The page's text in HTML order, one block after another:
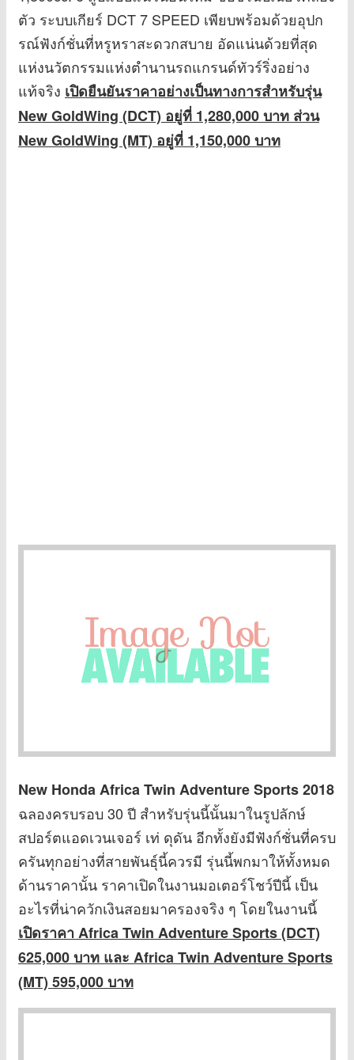
ตัว ระบบเกียร์ DCT 7 SPEED เพียบพร้อมด้วยอุปก
รณ์ฟังก์ชั่นที่หรูหราสะดวกสบาย อัดแน่นด้วยที่สุด
แห่งนวัตกรรมแห่งตำนานรถแกรนด์ทัวร์ริ่งอย่าง
แท้จริง เปิดยืนยันราคาอย่างเป็นทางการสำหรับรุ่น
New GoldWing (DCT) อยู่ที่ 1,280,000 บาท ส่วน
New GoldWing (MT) อยู่ที่ 1,150,000 บาท
New Honda Africa Twin Adventure Sports 2018
ฉลองครบรอบ 30 ปี สำหรับรุ่นนี้นั้นมาในรูปลักษ์
สปอร์ตแอดเวนเจอร์ เท่ ดุดัน อีกทั้งยังมีฟังก์ชั่นที่ครบ
ครันทุกอย่างที่สายพันธุ์นี้ควรมี รุ่นนี้พกมาให้ทั้งหมด
ด้านราคานั้น ราคาเปิดในงานมอเตอร์โชว์ปีนี้ เป็น
อะไรที่น่าควักเงินสอยมาครองจริง ๆ โดยในงานนี้
เปิดราคาAfrica Twin Adventure Sports (DCT)
625,000 บาท และ Africa Twin Adventure Sports
(MT) 595,000 บาท